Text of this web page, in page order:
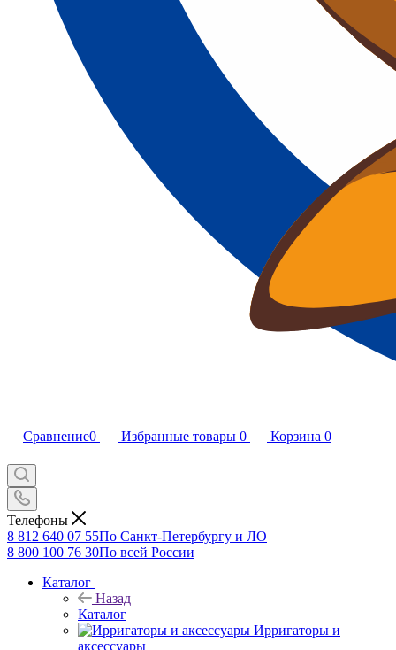
Сравнение0 Избранные товары 0 Корзина 0
Телефоны
8 812 640 07 55По Санкт-Петербургу и ЛО
8 800 100 76 30По всей России
Каталог
Назад
Каталог
Ирригаторы и
аксессуары